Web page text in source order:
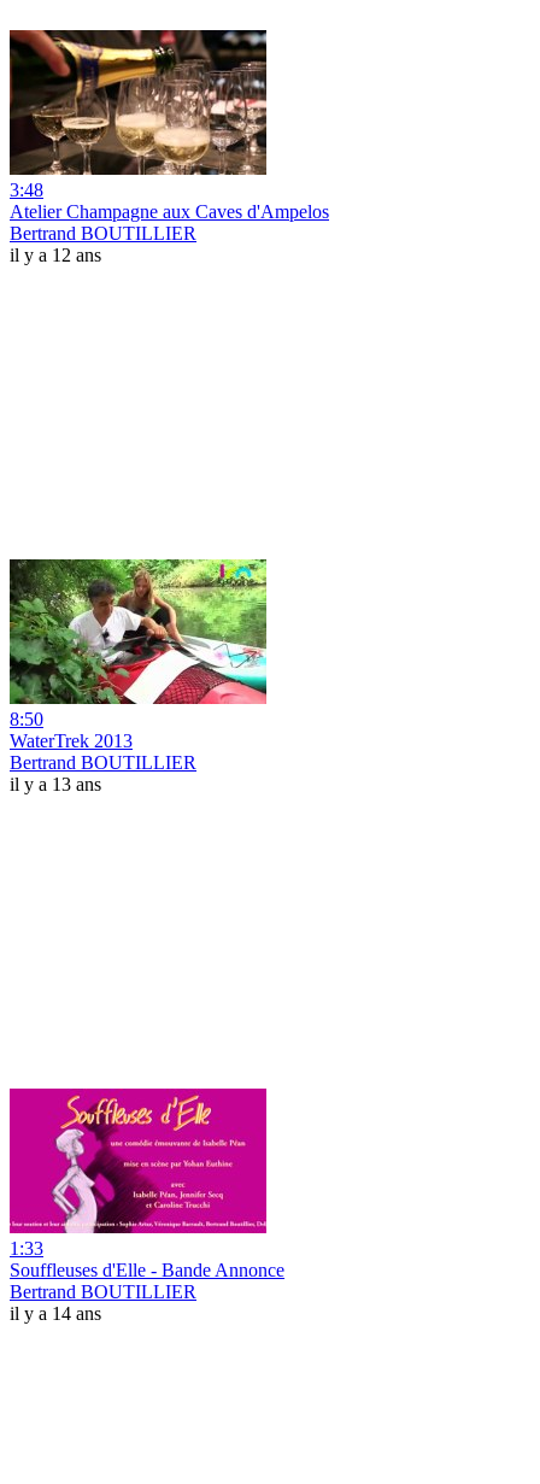
3:48
Atelier Champagne aux Caves d'Ampelos
Bertrand BOUTILLIER
il y a 12 ans
8:50
WaterTrek 2013
Bertrand BOUTILLIER
il y a 13 ans
1:33
Souffleuses d'Elle - Bande Annonce
Bertrand BOUTILLIER
il y a 14 ans